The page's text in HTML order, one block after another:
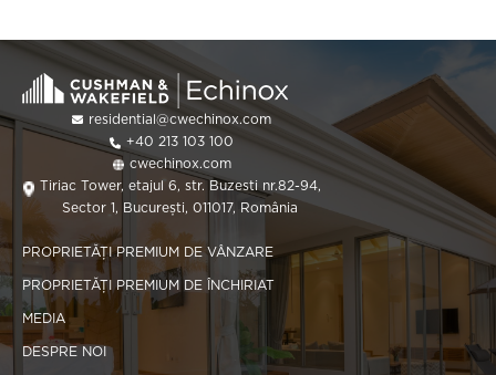
residential@cwechinox.com
+40 213 103 100
cwechinox.com
Tiriac Tower, etajul 6, str. Buzesti nr.82-94,
Sector 1, București, 011017, România
PROPRIETĂȚI PREMIUM DE VÂNZARE
PROPRIETĂȚI PREMIUM DE ÎNCHIRIAT
MEDIA
DESPRE NOI